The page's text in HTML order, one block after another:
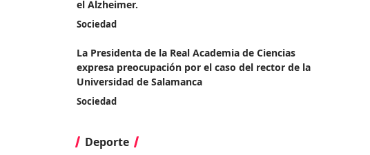
el Alzheimer.
Sociedad
La Presidenta de la Real Academia de Ciencias
expresa preocupación por el caso del rector de la
Universidad de Salamanca
Sociedad
Deporte